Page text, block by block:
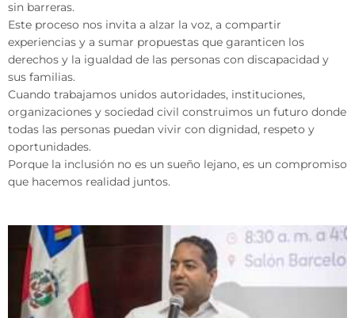
sin barreras.
Este proceso nos invita a alzar la voz, a compartir
experiencias y a sumar propuestas que garanticen los
derechos y la igualdad de las personas con discapacidad y
sus familias.
Cuando trabajamos unidos autoridades, instituciones,
organizaciones y sociedad civil construimos un futuro donde
todas las personas puedan vivir con dignidad, respeto y
oportunidades.
Porque la inclusión no es un sueño lejano, es un compromiso
que hacemos realidad juntos.